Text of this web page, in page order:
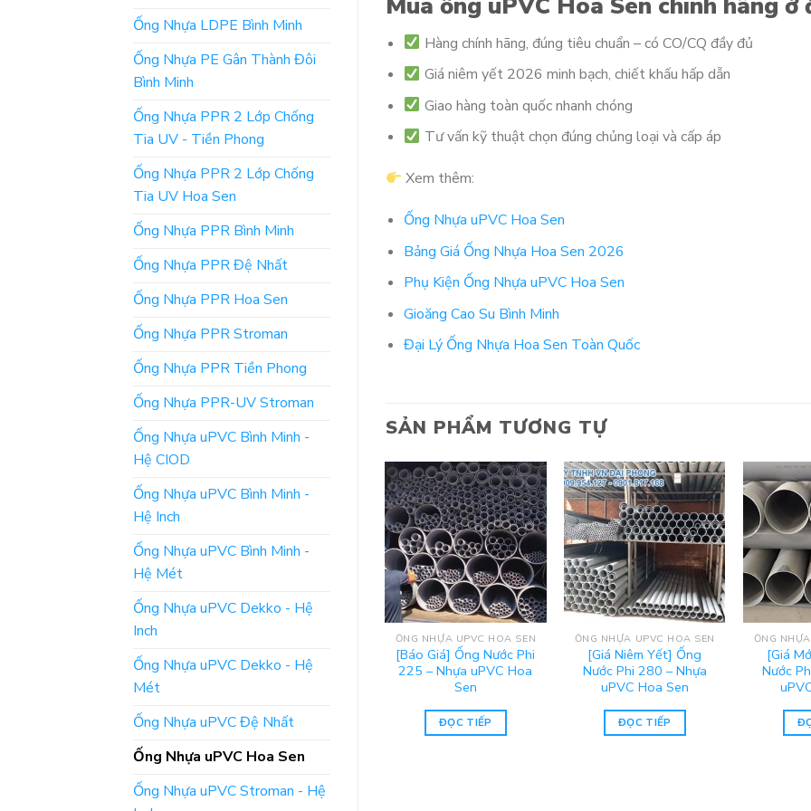
Ống Nhựa LDPE Bình Minh
Ống Nhựa PE Gân Thành Đôi
Bình Minh
Ống Nhựa PPR 2 Lớp Chống
Tia UV - Tiền Phong
Ống Nhựa PPR 2 Lớp Chống
Tia UV Hoa Sen
Ống Nhựa PPR Bình Minh
Ống Nhựa PPR Đệ Nhất
Ống Nhựa PPR Hoa Sen
Ống Nhựa PPR Stroman
Ống Nhựa PPR Tiền Phong
Ống Nhựa PPR-UV Stroman
Ống Nhựa uPVC Bình Minh -
Hệ CIOD
Ống Nhựa uPVC Bình Minh -
Hệ Inch
Ống Nhựa uPVC Bình Minh -
Hệ Mét
Ống Nhựa uPVC Dekko - Hệ
Inch
Ống Nhựa uPVC Dekko - Hệ
Mét
Ống Nhựa uPVC Đệ Nhất
Ống Nhựa uPVC Hoa Sen
Ống Nhựa uPVC Stroman - Hệ
Hàng chính hãng, đúng tiêu chuẩn – có CO/CQ đầy đủ
Giá niêm yết 2026 minh bạch, chiết khấu hấp dẫn
Giao hàng toàn quốc nhanh chóng
Tư vấn kỹ thuật chọn đúng chủng loại và cấp áp
Xem thêm:
Ống Nhựa uPVC Hoa Sen
Bảng Giá Ống Nhựa Hoa Sen 2026
Phụ Kiện Ống Nhựa uPVC Hoa Sen
Gioăng Cao Su Bình Minh
Đại Lý Ống Nhựa Hoa Sen Toàn Quốc
SẢN PHẨM TƯƠNG TỰ
ỐNG NHỰA UPVC HOA SEN
[Báo Giá] Ống Nước Phi
225 – Nhựa uPVC Hoa
Sen
ĐỌC TIẾP
ỐNG NHỰA UPVC HOA SEN
[Giá Niêm Yết] Ống
Nước Phi 280 – Nhựa
uPVC Hoa Sen
ĐỌC TIẾP
ỐNG
[Giá
Nước
ỐNG NHỰA UPVC HOA SEN
[Bảng Giá] Ống uPVC
Phi 130 – Nhựa Hoa
ĐỌC TIẾP
[Giá Niêm Yết] Ống
Nước Nhựa uPVC Hoa
ĐỌC TIẾP